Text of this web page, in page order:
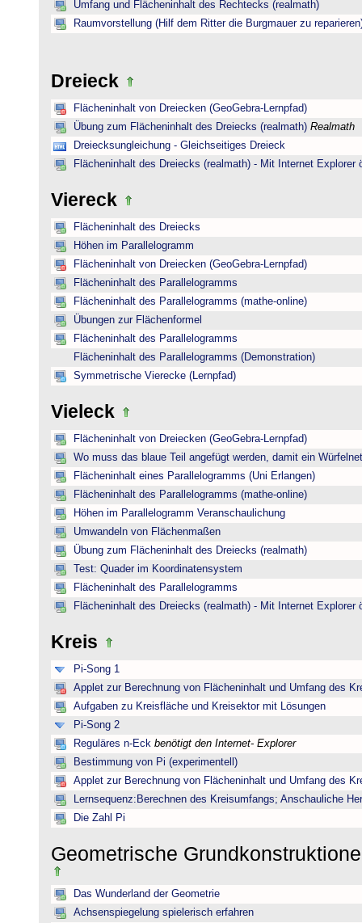
Umfang und Flächeninhalt des Rechtecks (realmath)
Raumvorstellung (Hilf dem Ritter die Burgmauer zu
Dreieck
Flächeninhalt von Dreiecken (GeoGebra-Lernpfad)
Übung zum Flächeninhalt des Dreiecks (realmath) Realmath
Dreiecksungleichung - Gleichseitiges Dreieck
Flächeninhalt des Dreiecks (realmath) - Mit Internet Explorer
Viereck
Flächeninhalt des Dreiecks
Höhen im Parallelogramm
Flächeninhalt von Dreiecken (GeoGebra-Lernpfad)
Flächeninhalt des Parallelogramms
Flächeninhalt des Parallelogramms (mathe-online)
Übungen zur Flächenformel
Flächeninhalt des Parallelogramms
Flächeninhalt des Parallelogramms (Demonstration)
Symmetrische Vierecke (Lernpfad)
Vieleck
Flächeninhalt von Dreiecken (GeoGebra-Lernpfad)
Wo muss das blaue Teil angefügt werden, damit ein
Flächeninhalt eines Parallelogramms (Uni Erlangen)
Flächeninhalt des Parallelogramms (mathe-online)
Höhen im Parallelogramm Veranschaulichung
Umwandeln von Flächenmaßen
Übung zum Flächeninhalt des Dreiecks (realmath)
Test: Quader im Koordinatensystem
Flächeninhalt des Parallelogramms
Flächeninhalt des Dreiecks (realmath) - Mit Internet Explorer
Kreis
Pi-Song 1
Applet zur Berechnung von Flächeninhalt und Umfang des
Aufgaben zu Kreisfläche und Kreisektor mit Lösungen
Pi-Song 2
Reguläres n-Eck benötigt den Internet- Explorer
Bestimmung von Pi (experimentell)
Applet zur Berechnung von Flächeninhalt und Umfang des
Lernsequenz:Berechnen des Kreisumfangs; Anschauliche
Die Zahl Pi
Geometrische
Das Wunderland der Geometrie
Achsenspiegelung spielerisch erfahren